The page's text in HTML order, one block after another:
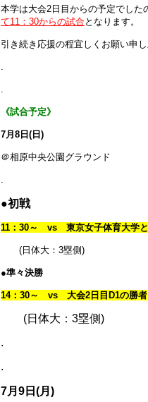
本学は大会2日目からの予定でした
て11：30からの試合となります。
引き続き応援の程宜しくお願い申し
.
.
《試合予定》
7月8日(日)
＠相原中央公園グラウンド
.
●初戦
11：30～ vs 東京女子体育大学と
(日体大：3塁側)
●準々決勝
14：30～ vs 大会2日目D1の勝者
(日体大：3塁側)
.
.
7月9日(月)